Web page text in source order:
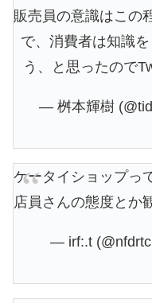
販売員の意識はこの
で、消費者は知識
う、と思ったので
— 桝本輝樹
ケータイショップっ
店員さんの態度とか
— irf:.t